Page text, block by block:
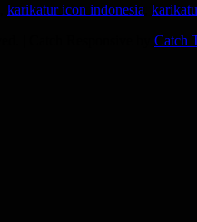
karikatur icon indonesia
Catch